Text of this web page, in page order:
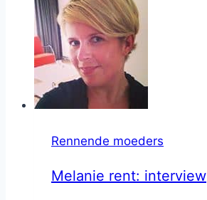
Rennende moeders
Melanie rent: interview